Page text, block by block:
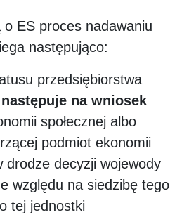
ES proces nadawaniu
następująco:
przedsiębiorstwa
następuje na wniosek
społecznej albo
podmiot ekonomii
drodze decyzji wojewody
względu na siedzibę tego
tej jednostki